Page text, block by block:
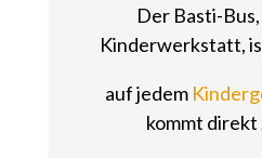
Der Basti-
Kinderwerkstatt,
auf jedem
kommt direkt